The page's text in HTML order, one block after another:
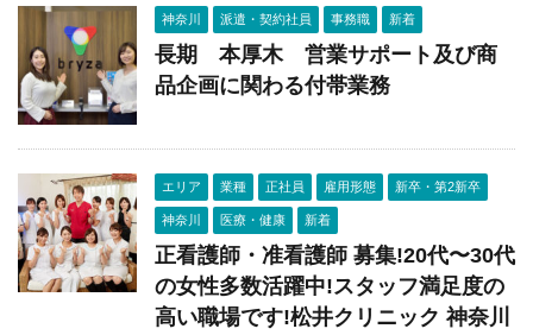
神奈川 派遣・契約社員 事務職 新着
長期 本厚木 営業サポート及び商
品企画に関わる付帯業務
エリア 業種 正社員 雇用形態 新卒・第2新卒
神奈川 医療・健康 新着
正看護師・准看護師 募集!20代〜30代
の女性多数活躍中!スタッフ満足度の
高い職場です!松井クリニック 神奈川